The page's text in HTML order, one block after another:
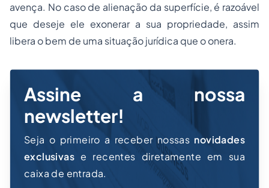
avença. No caso de alienação da superfície, é razoável
que deseje ele exonerar a sua propriedade, assim
libera o bem de uma situação jurídica que o onera.
Assine a nossa
newsletter!
Seja o primeiro a receber nossas novidades
exclusivas e recentes diretamente em sua
caixa de entrada.